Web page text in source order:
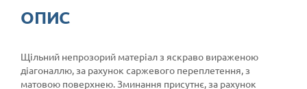
ОПИС
Щільний непрозорий матеріал з яскраво вираженою
діагоналлю, за рахунок саржевого переплетення, з
матовою поверхнею. Зминання присутнє, за рахунок